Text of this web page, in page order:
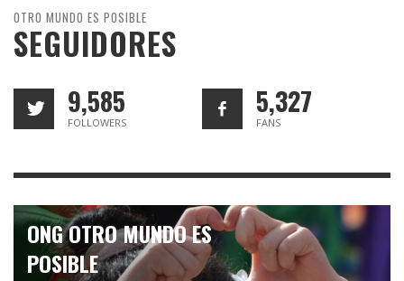
OTRO MUNDO ES POSIBLE
SEGUIDORES
9,585
FOLLOWERS
5,327
FANS
ONG OTRO MUNDO ES
POSIBLE